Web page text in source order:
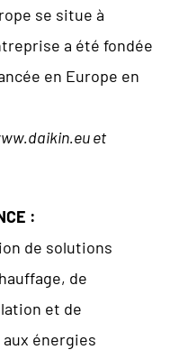
se situe à
a été fondée
en Europe en
et
:
de solutions
de
et de
énergies